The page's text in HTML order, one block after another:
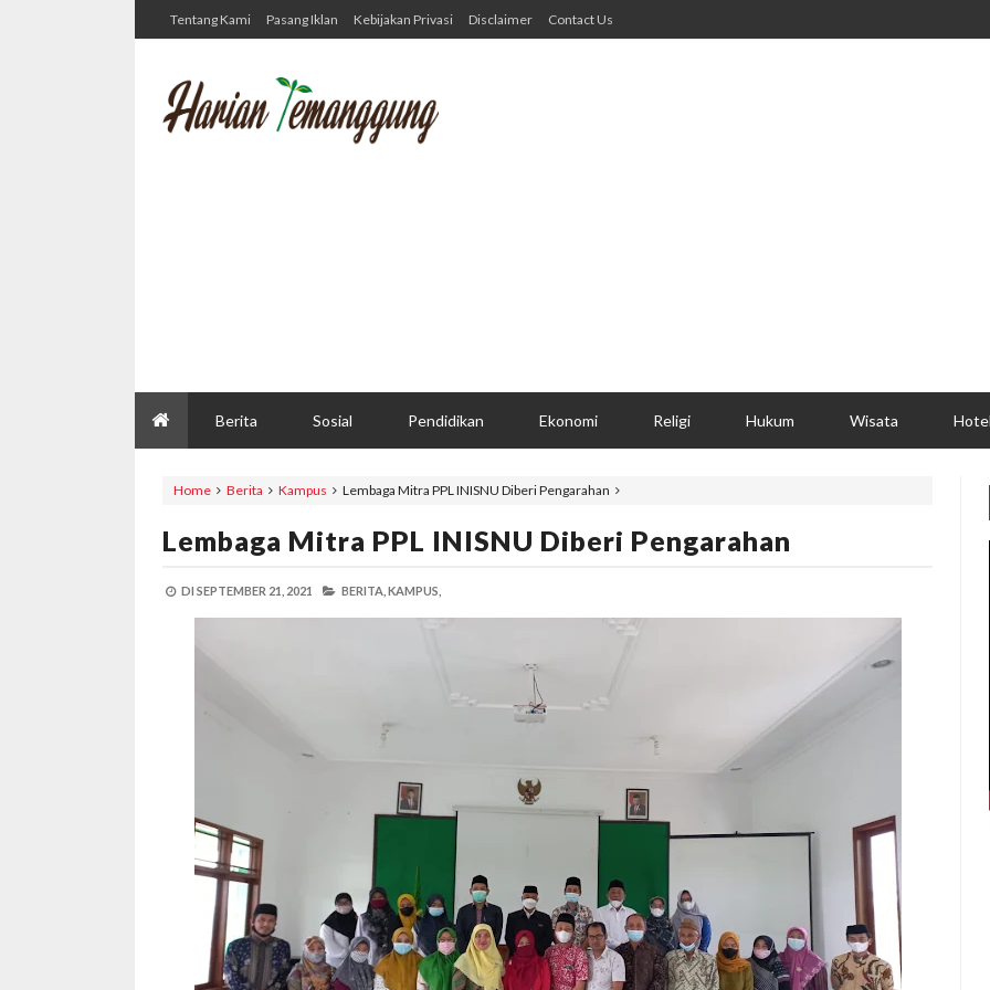
Tentang Kami Pasang Iklan Kebijakan Privasi Disclaimer Contact Us
Berita Sosial Pendidikan Ekonomi Religi Hukum Wisata Hotel
Home Berita Kampus Lembaga Mitra PPL INISNU Diberi Pengarahan
Lembaga Mitra PPL INISNU Diberi Pengarahan
DI SEPTEMBER 21, 2021 BERITA, KAMPUS,